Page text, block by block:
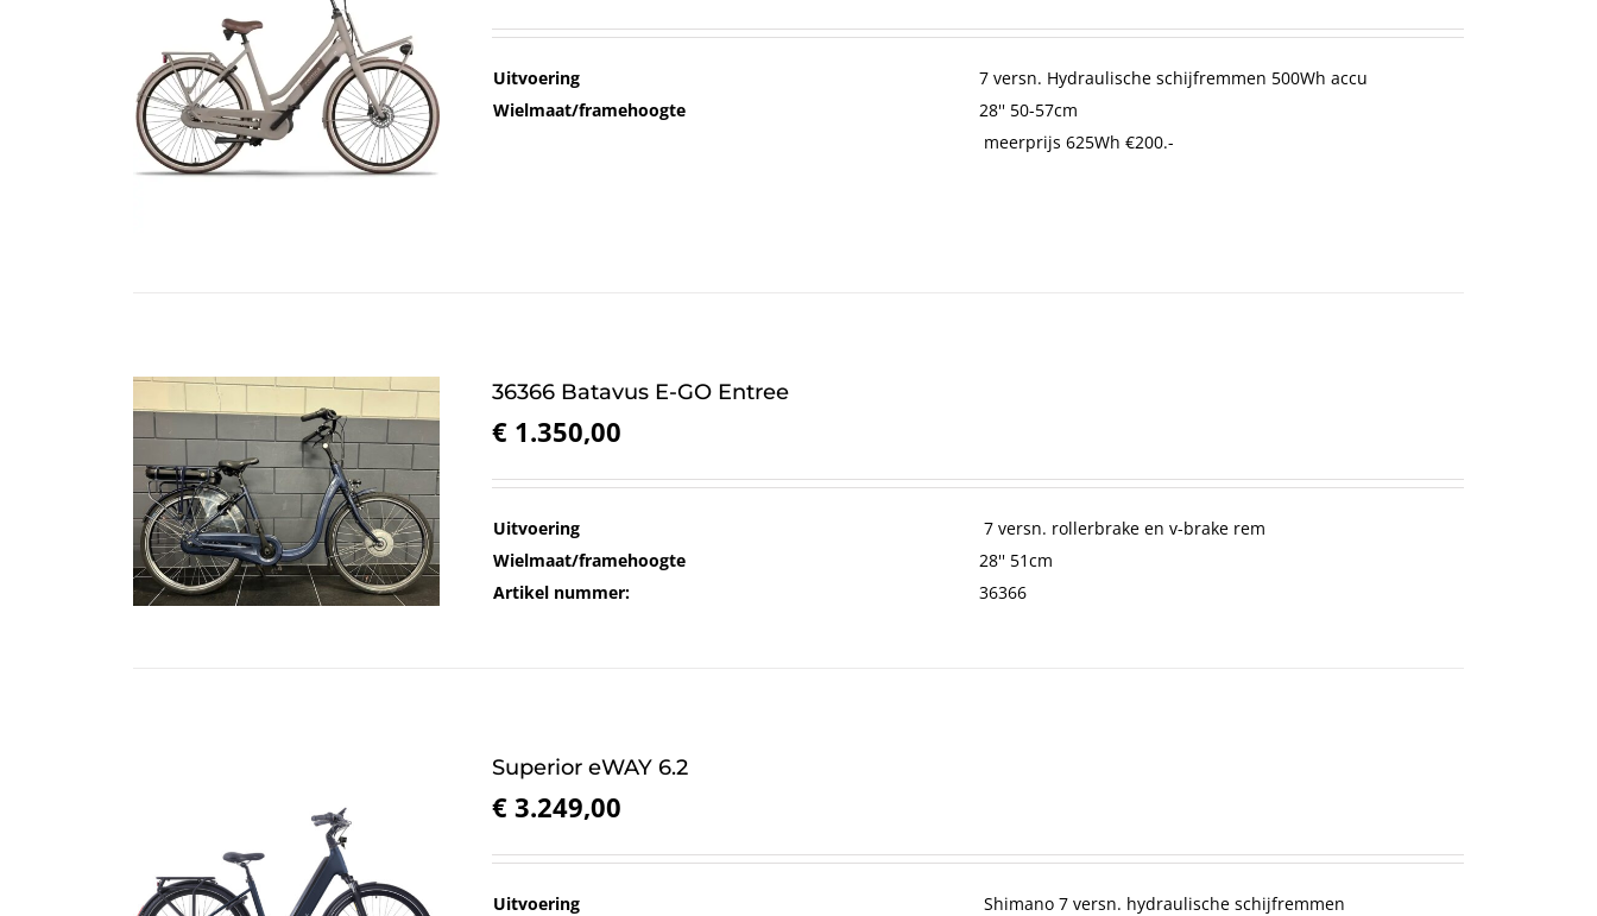
Uitvoering
7 versn. Hydraulische schijfremmen 500Wh accu
Wielmaat/framehoogte
28'' 50-57cm
meerprijs 625Wh €200.-
36366 Batavus E-GO Entree
€ 1.350,00
Uitvoering
7 versn. rollerbrake en v-brake rem
Wielmaat/framehoogte
28'' 51cm
Artikel nummer:
36366
Superior eWAY 6.2
€ 3.249,00
Uitvoering
Shimano 7 versn. hydraulische schijfremmen